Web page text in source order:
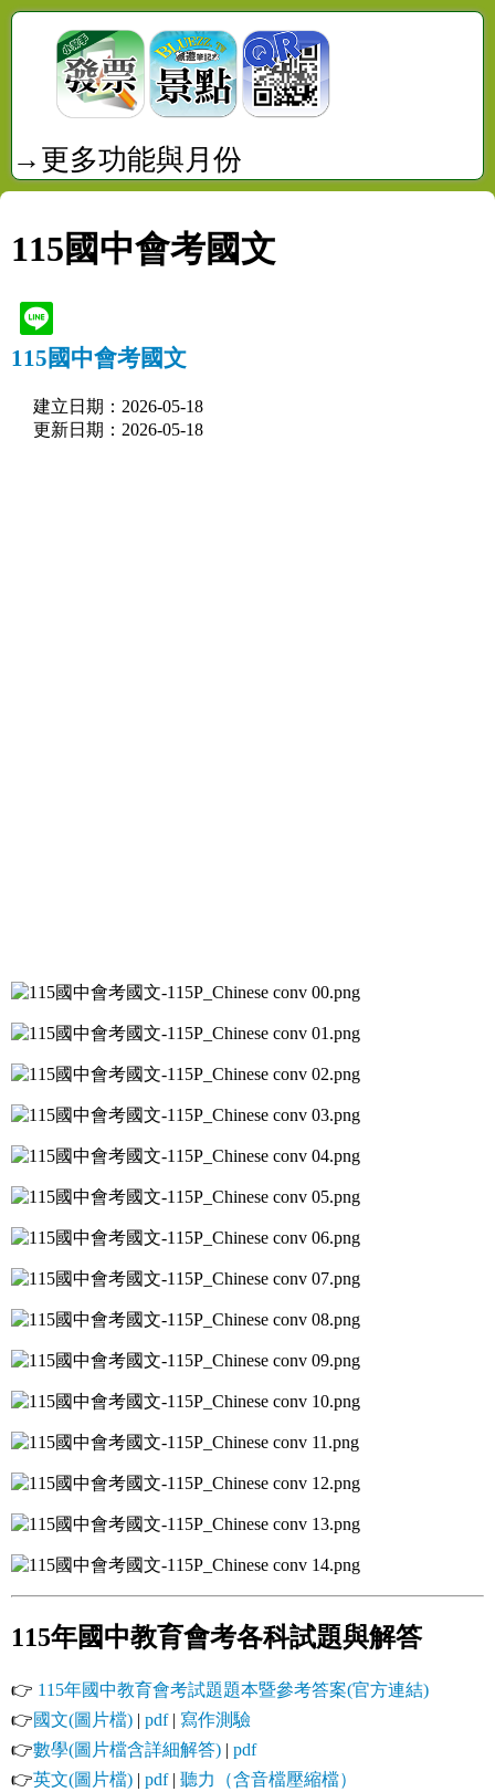
→更多功能與月份
115國中會考國文
115國中會考國文
建立日期：2026-05-18
更新日期：2026-05-18
115年國中教育會考各科試題與解答
👉 115年國中教育會考試題題本暨參考答案(官方連結)
👉國文(圖片檔) | pdf| 寫作測驗
👉數學(圖片檔含詳細解答) | pdf
👉英文(圖片檔) | pdf| 聽力（含音檔壓縮檔）